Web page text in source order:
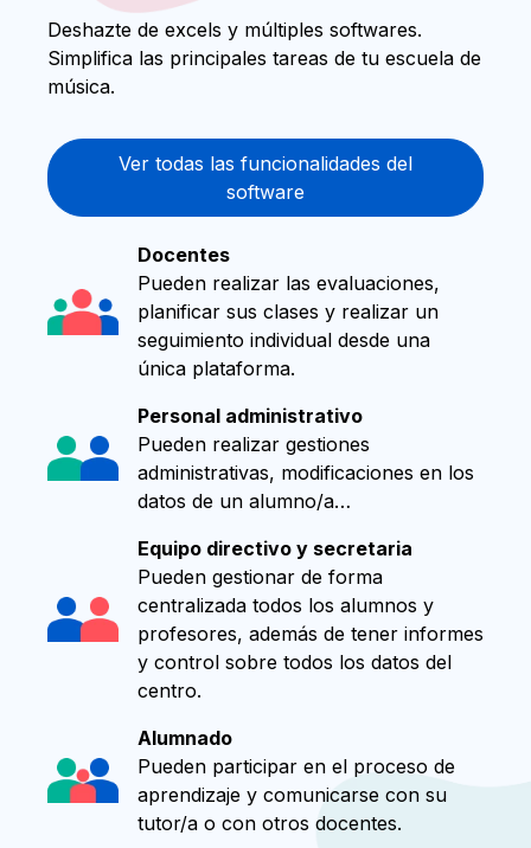
Deshazte de excels y múltiples softwares.
Simplifica las principales tareas de tu escuela de
música.
Ver todas las funcionalidades del
software
Docentes
Pueden realizar las evaluaciones,
planificar sus clases y realizar un
seguimiento individual desde una
única plataforma.
Personal administrativo
Pueden realizar gestiones
administrativas, modificaciones en los
datos de un alumno/a…
Equipo directivo y secretaria
Pueden gestionar de forma
centralizada todos los alumnos y
profesores, además de tener informes
y control sobre todos los datos del
centro.
Alumnado
Pueden participar en el proceso de
aprendizaje y comunicarse con su
tutor/a o con otros docentes.